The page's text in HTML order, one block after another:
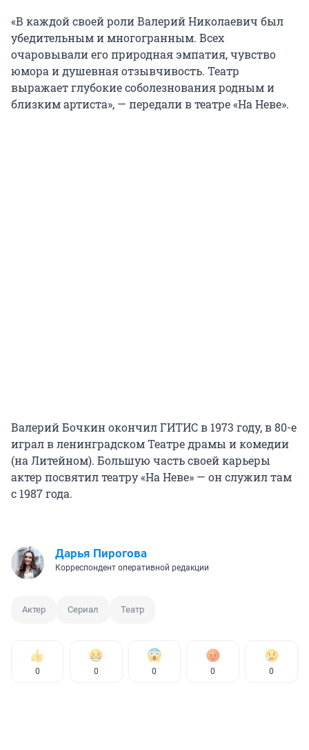
«В каждой своей роли Валерий Николаевич был
убедительным и многогранным. Всех
очаровывали его природная эмпатия, чувство
юмора и душевная отзывчивость. Театр
выражает глубокие соболезнования родным и
близким артиста», — передали в театре «На Неве».
Валерий Бочкин окончил ГИТИС в 1973 году, в 80-е
играл в ленинградском Театре драмы и комедии
(на Литейном). Большую часть своей карьеры
актер посвятил театру «На Неве» — он служил там
с 1987 года.
Дарья Пирогова
Корреспондент оперативной редакции
Актер Сериал Театр
0 0 0 0 0